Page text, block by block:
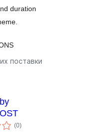
duration
поставки
(0укупних
оцена
)